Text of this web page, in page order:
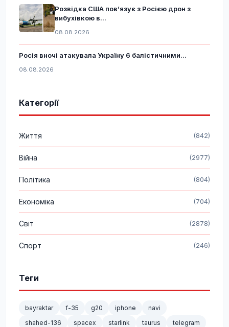
Розвідка США пов’язує з Росією дрон з
вибухівкою в...
08.08.2026
Росія вночі атакувала Україну 6 балістичними...
08.08.2026
Категорії
Життя (842)
Війна (2977)
Політика (804)
Економіка (704)
Світ (2878)
Спорт (246)
Теги
bayraktar f-35 g20 iphone
navi
shahed-136
spacex starlink taurus
telegram